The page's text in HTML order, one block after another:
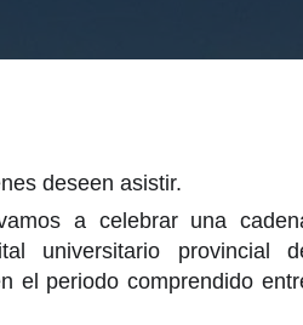
deseen asistir.
a celebrar una
universitario provincial
el periodo comprendido